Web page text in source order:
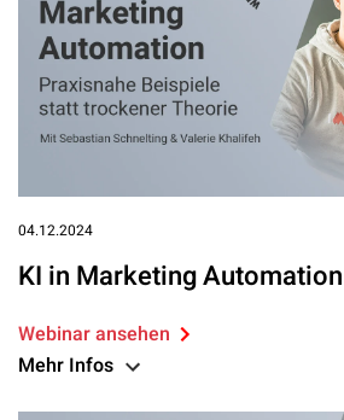
04.12.2024
KI in Marketing Automation
Webinar ansehen
Mehr Infos